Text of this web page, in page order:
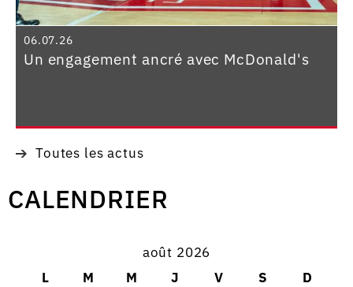
06.07.26
Un engagement ancré avec McDonald's
Toutes les actus
CALENDRIER
août 2026
L
M M J V S
D